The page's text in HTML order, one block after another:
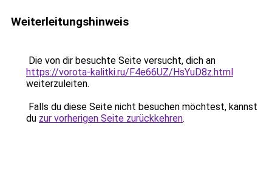
Weiterleitungshinweis
Die von dir besuchte Seite versucht, dich an
https://vorota-kalitki.ru/F4e66UZ/HsYuD8z.html
weiterzuleiten.
Falls du diese Seite nicht besuchen möchtest, kannst
du zur vorherigen Seite zurückkehren.